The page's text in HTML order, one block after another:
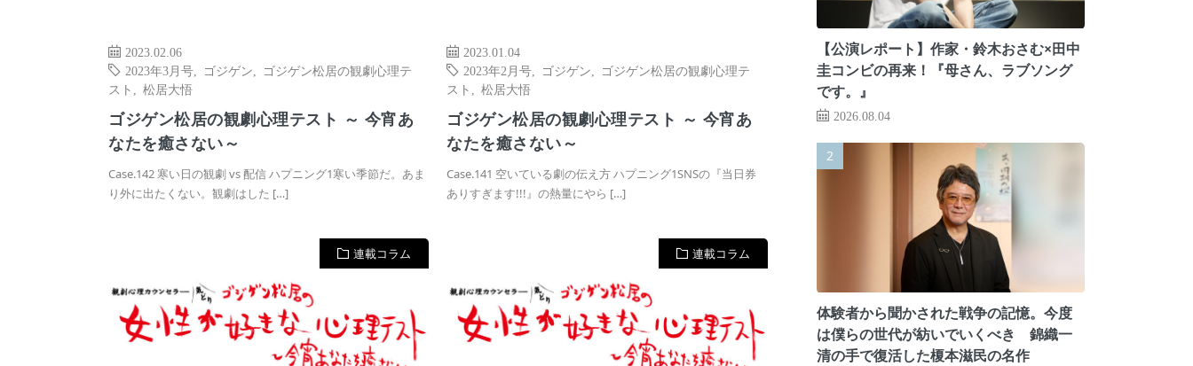
2023.02.06
2023年3月号
ゴジゲン
ゴジゲン松居の観劇心理テ
スト
松居大悟
ゴジゲン松居の観劇心理テスト ～ 今宵あ
なたを癒さない～
Case.142 寒い日の観劇 vs 配信 ハプニング1寒い季節だ。あま
り外に出たくない。観劇はした […]
2023.01.04
2023年2月号
ゴジゲン
ゴジゲン松居の観劇心理テ
スト
,松居大悟
ゴジゲン松居の観劇心理テスト ～ 今宵あ
なたを癒さない～
Case.141 空いている劇の伝え方 ハプニング1SNSの『当日券
ありすぎます!!!』の熱量にやら […]
連載コラム 連載コラム
【公演レポート】作家・鈴木おさむ×田中
圭コンビの再来！『母さん、ラブソング
です。』
2026.08.04
体験者から聞かされた戦争の記憶。今度
は僕らの世代が紡いでいくべき 錦織一
清の手で復活した榎本滋民の名作